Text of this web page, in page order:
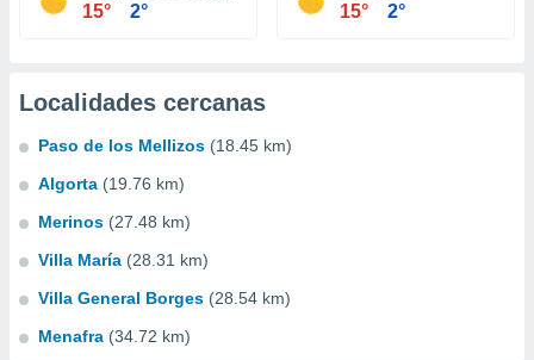
15° 2° 15° 2°
Localidades cercanas
Paso de los Mellizos (18.45 km)
Algorta (19.76 km)
Merinos (27.48 km)
Villa María (28.31 km)
Villa General Borges (28.54 km)
Menafra (34.72 km)